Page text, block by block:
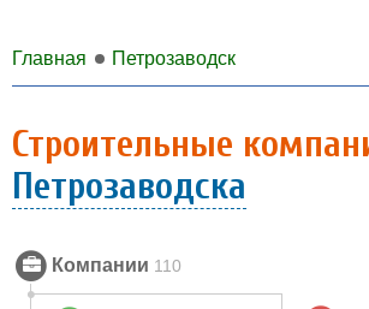
Главная Петрозаводск
Строительные
Петрозаводска
Компании 110